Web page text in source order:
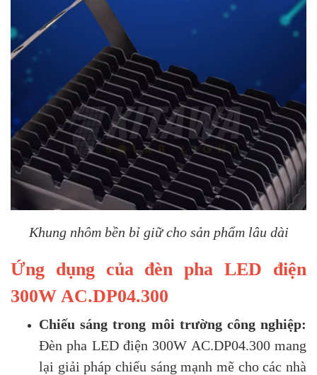
Khung nhôm bền bỉ giữ cho sản phẩm lâu dài
Ứng dụng của đèn pha LED điện
300W AC.DP04.300
Chiếu sáng trong môi trường công nghiệp:
Đèn pha LED điện 300W AC.DP04.300 mang
lại giải pháp chiếu sáng mạnh mẽ cho các nhà